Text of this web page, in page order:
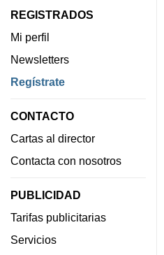
REGISTRADOS
Mi perfil
Newsletters
Regístrate
CONTACTO
Cartas al director
Contacta con nosotros
PUBLICIDAD
Tarifas publicitarias
Servicios